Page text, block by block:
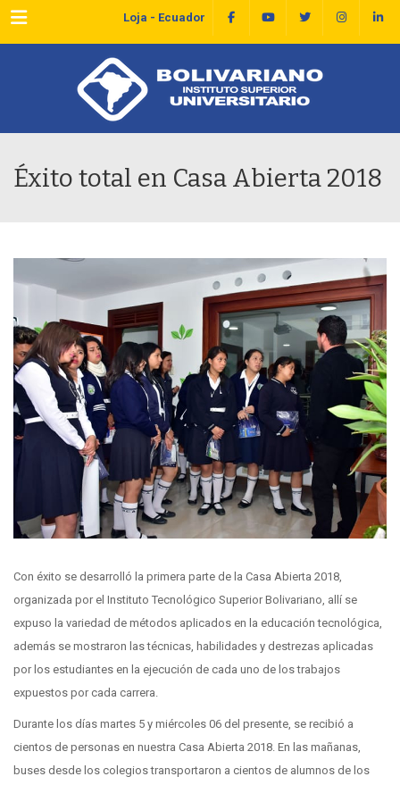
Menu Loja - Ecuador
Éxito total en Casa Abierta 2018
Con éxito se desarrolló la primera parte de la Casa Abierta 2018,
organizada por el Instituto Tecnológico Superior Bolivariano, allí se
expuso la variedad de métodos aplicados en la educación tecnológica
además se mostraron las técnicas, habilidades y destrezas aplicadas
por los estudiantes en la ejecución de cada uno de los trabajos
expuestos por cada carrera.
Durante los días martes 5 y miércoles 06 del presente, se recibió a
cientos de personas en nuestra Casa Abierta 2018. En las mañanas,
buses desde los colegios transportaron a cientos de alumnos de los